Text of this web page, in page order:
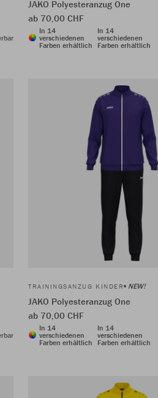
JAKO Polyesteranzug One
ab 70,00 CHF
In 14
verschiedenen
Farben erhältlich
In 14
verschiedenen
Farben erhältlich
TRAININGSANZUG KINDER NEW!
JAKO Polyesteranzug One
ab 70,00 CHF
In 14
verschiedenen
Farben erhältlich
In 14
verschiedenen
Farben erhältlich